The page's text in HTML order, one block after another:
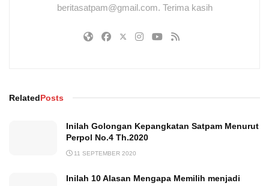
beritasatpam@gmail.com. Terima kasih
RelatedPosts
Inilah Golongan Kepangkatan Satpam Menurut
Perpol No.4 Th.2020
11 SEPTEMBER 2020
Inilah 10 Alasan Mengapa Memilih menjadi